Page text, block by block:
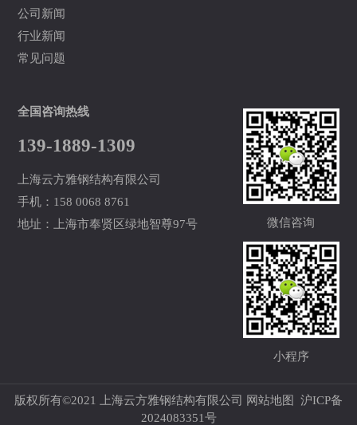
公司新闻
行业新闻
常见问题
全国咨询热线
139-1889-1309
上海云方雅钢结构有限公司
手机：158 0068 8761
地址：上海市奉贤区绿地智尊97号
微信咨询
小程序
版权所有©2021 上海云方雅钢结构有限公司 网站地图
沪ICP备
2024083351号